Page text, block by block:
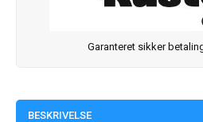
Garanteret sikker
BESKRIVELSE